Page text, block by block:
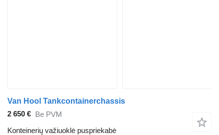
Van Hool Tankcontainerchassis
2 650 € Be PVM
Konteinerių važiuoklė puspriekabė